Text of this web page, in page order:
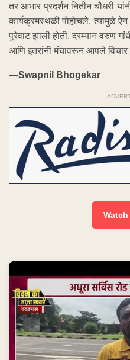
तर आभार प्रदर्शन नितीन चौधरी
कार्यक्रमस्थळी पोहोचले. त्यामुळे
पुरेवाट झाली होती. दरम्यान वरुण
आणि इतरांनी मंचावरून आपले
—Swapnil Bhogekar
Watch